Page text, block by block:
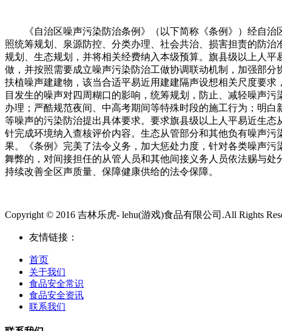
《自治区噪声污染防治条例》（以下简称《条例》）经自治
照统筹规划、泉源防控、分类办理、社会共治、损害担责的防
规划、生态规划，并将相关经费纳入本级预算。旗县级以上人
做，并按照需要成立噪声污染防治工做协调联动机制，加强部
扶植噪声建建物，该当合适平易近用建建隔声设想相关尺度要
目发生的噪声对四周糊口的影响，统筹规划，防止、减轻噪声
办理；严酷规范夜间、中高考期间等特殊时段的施工行为；明
等噪声的污染防治提出具体要求。要求旗县级以上人平易近生
针完成环境纳入查核评价内容。生态从管部分和其他负有噪声
果。《条例》完美了法令义务，加大惩处力度，针对各类噪声
舞弊的，对间接担任的从管人员和其他间接义务人员依法赐与
持续改善全区声质量、保障健康供给的法令保障。
Copyright © 2016 吉林乐虎- lehu(游戏)食品有限公司.All Rights
友情链接：
首页
关于我们
食品安全常识
食品安全资讯
联系我们